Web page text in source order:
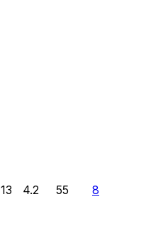
13 4.2 55 8